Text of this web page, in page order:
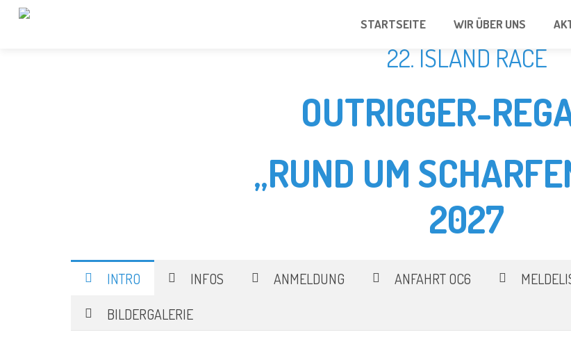
STARTSEITE WIR ÜBER UNS
22. ISLAND RACE
OUTRIGGER-
„RUND UM
2027
INTRO INFOS ANMELDUNG ANFAHRT OC6
BILDERGALERIE